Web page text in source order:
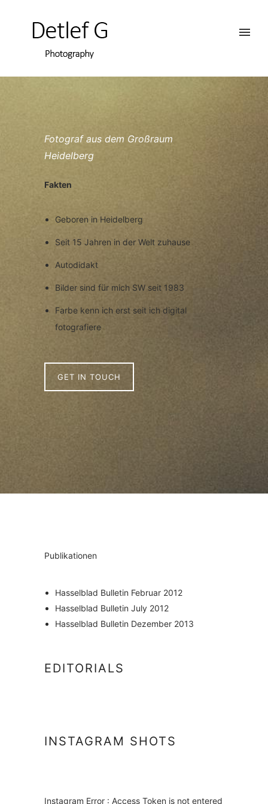
Fotograf aus dem Großraum
Heidelberg
Fakten
Geboren in Heidelberg
Seit 15 Jahren in der Welt zuhause
Autodidakt
Bilder sind für mich SW seit 1983
Farbe kenn ich erst seit ich digital
fotografiere
GET IN TOUCH
Publikationen
Hasselblad Bulletin Februar 2012
Hasselblad Bulletin July 2012
Hasselblad Bulletin Dezember 2013
EDITORIALS
INSTAGRAM SHOTS
Instagram Error : Access Token is not entered